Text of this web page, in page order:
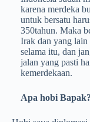
karena merdeka
untuk bersatu
350tahun. Maka
Irak dan yang
selama itu, dan
jalan yang pasti
kemerdekaan.
Apa hobi Bapak?